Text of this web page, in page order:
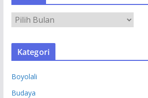
R
S
Kategori
Boyolali
Budaya